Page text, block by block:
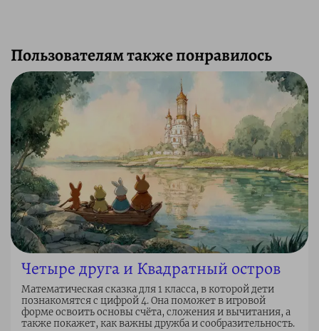
Пользователям также понравилось
Четыре друга и Квадратный остров
Математическая сказка для 1 класса, в которой дети
познакомятся с цифрой 4. Она поможет в игровой
форме освоить основы счёта, сложения и вычитания, а
также покажет, как важны дружба и сообразительность.